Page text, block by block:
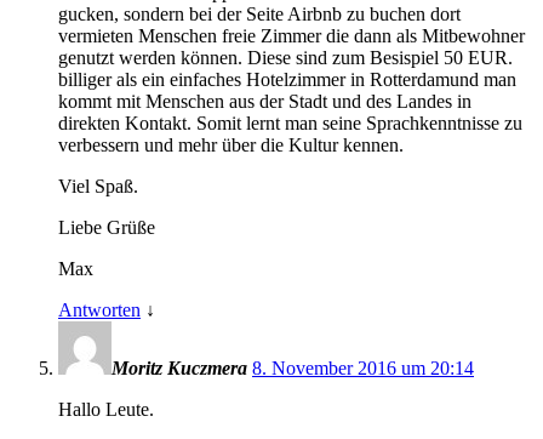
gucken, sondern bei der Seite Airbnb zu buchen dort
vermieten Menschen freie Zimmer die dann als Mitbewohner
genutzt werden können. Diese sind zum Besispiel 50 EUR.
billiger als ein einfaches Hotelzimmer in Rotterdamund man
kommt mit Menschen aus der Stadt und des Landes in
direkten Kontakt. Somit lernt man seine Sprachkenntnisse zu
verbessern und mehr über die Kultur kennen.
Viel Spaß.
Liebe Grüße
Max
Antworten ↓
Moritz Kuczmera 8. November 2016 um 20:14
Hallo Leute.